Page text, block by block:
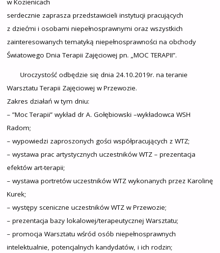
w Kozienicach
serdecznie zaprasza przedstawicieli instytucji pracujących
z dziećmi i osobami niepełnosprawnymi oraz wszystkich
zainteresowanych tematyką niepełnosprawności na obchody
Światowego Dnia Terapii Zajęciowej pn. „MOC TERAPII”.
Uroczystość odbędzie się dnia 24.10.2019r. na teranie
Warsztatu Terapii Zajęciowej w Przewozie.
Zakres działań w tym dniu:
– ”Moc Terapii” wykład dr A. Gołębiowski –wykładowca WSH
Radom;
– wypowiedzi zaproszonych gości współpracujących z WTZ;
– wystawa prac artystycznych uczestników WTZ – prezentacja
efektów art-terapii;
– wystawa portretów uczestników WTZ wykonanych przez Karolinę
Kurek;
– występy sceniczne uczestników WTZ w Przewozie;
– prezentacja bazy lokalowej/terapeutycznej Warsztatu;
– promocja Warsztatu wśród osób niepełnosprawnych
intelektualnie, potencjalnych kandydatów, i ich rodzin;